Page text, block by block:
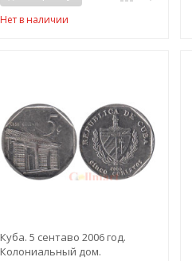
Нет в наличии
Куба. 5 сентаво 2006 год.
Колониальный дом.